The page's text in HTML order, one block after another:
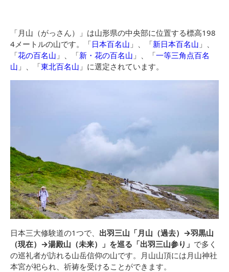
「月山（がっさん）」は山形県の中央部に位置する標高198
4メートルの山です。「日本百名山 」、「新日本百名山 」、
「花の百名山 」、「新・花の百名山 」、「一等三角点百名
山 」、「東北百名山 」に選定されています。
日本三大修験道の1つで、 出羽三山「月山（過去）→羽黒山
（現在）→湯殿山（未来）」を巡る「出羽三山参り」 で多く
の巡礼者が訪れる山岳信仰の山です。月山山頂には月山神社
本宮が祀られ、祈祷を受けることができます。